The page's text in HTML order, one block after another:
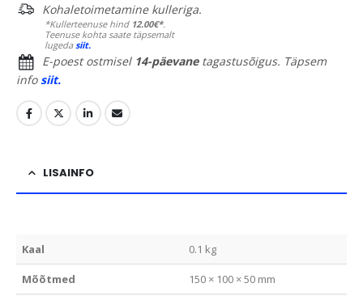
Kohaletoimetamine kulleriga.
*Kullerteenuse hind 12.00€*.
Teenuse kohta saate täpsemalt
lugedasiit.
E-poest ostmisel 14-päevanetagastusõigus. Täpsem
infosiit.
LISAINFO
Kaal 0.1 kg
Mõõtmed 150 × 100 × 50 mm